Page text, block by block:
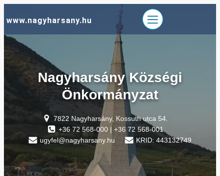
a
tartalomhoz
www.nagyharsany.hu
Nagyharsány Községi
Önkormányzat
7822 Nagyharsány, Kossuth utca 54.
+36 72 568-000 | +36 72 568-001
ugyfel@nagyharsany.hu
KRID: 443132749